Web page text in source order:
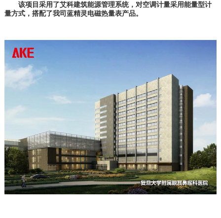
该项目采用了艾科建筑能源管理系统，对空调计量采用能量型计
量方式，搭配了我司蓝精灵电磁热量表产品。